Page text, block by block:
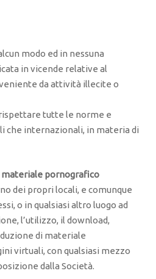
modo ed in nessuna
in vicende relative al
da attività illecite o
tutte le norme e
che internazionali, in materia di
pornografico
dei propri locali, e comunque
o in qualsiasi altro luogo ad
l’utilizzo, il download,
di materiale
virtuali, con qualsiasi mezzo
dalla Società.